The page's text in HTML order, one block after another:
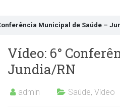
Municipal de Saúde –
Vídeo: 6°
Jundia/RN
admin Saúde, Vídeo